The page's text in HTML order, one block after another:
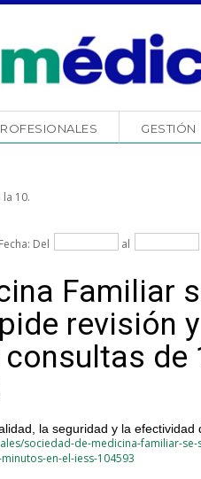
GESTIÓN
10.
Fecha: Del al
Familiar
revisión y
de
la seguridad y la efectividad
sociedad-de-medicina-familiar-
en-el-iess-104593